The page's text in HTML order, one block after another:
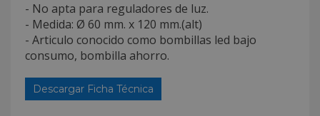
- No apta para reguladores de luz.
- Medida: Ø 60 mm. x 120 mm.(alt)
- Articulo conocido como bombillas led bajo
consumo, bombilla ahorro.
Descargar Ficha Técnica